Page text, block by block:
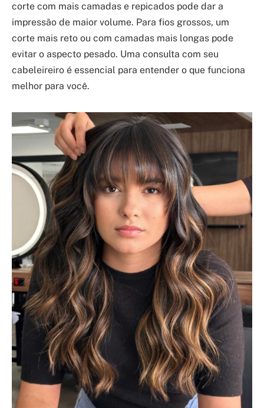
corte com mais camadas e repicados pode dar a
impressão de maior volume. Para fios grossos, um
corte mais reto ou com camadas mais longas pode
evitar o aspecto pesado. Uma consulta com seu
cabeleireiro é essencial para entender o que funciona
melhor para você.